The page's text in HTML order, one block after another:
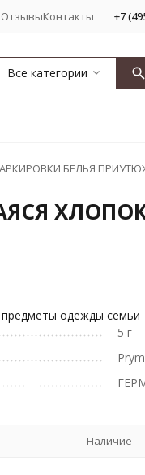
ОтзывыКонтакты +7
Все категории
БЕЛЬЯ
одежды семьи
5 г
Prym
Наличие